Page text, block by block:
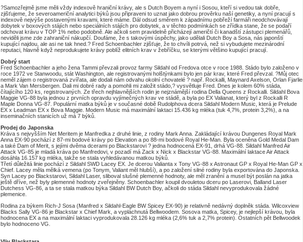
?Samozřejmě jsme měli vždy indexově hraniční krávy, ale s Dutch Boyem a nyní i Sosou, kteří si vedou tak dobře,
zjišťujeme, že severoameriční analytici býků jsou připraveni to uznat jako dobrou prověrku naší genetiky, a nyní pracují s
indexově nejvýše postavenými kravami, které máme. Dál odsud směrem k západnímu pobřeží farmáři neodchovávají
dobytek v boxových stájích nebo speciálních stájích pro dobytek, a v těchto podmínkách se zřídka stane, že se podaří
odchovat krávu v TOP 1% nebo podobně. Ale ačkoli sem pravidelně přicházejí američtí či kanadští zástupci plemenářů,
neviděli jsme zde zahraniční nákupčí. Doufáme, že s takovými úspěchy, jako udělali Dutch Boy a Sosa, nás japonští
kupující najdou, ale asi ne tak hned.? Fred Schoenbachler zjišťuje, že to chvíli potrvá, než si vybudujete mezinárodní
reputaci, hlavně když neprodukujete krávy poblíž elitních krav v žebříčku, se kterými většino kupující pracují.
Dobrý start
Fred Schoenbachler a jeho žena Tammi převzali provoz farmy Sildahl od Fredova otce v roce 1988. Stádo bylo založeno v
roce 1972 ve Stanwoodu, stát Washington, ale registrovanými holštýnkami bylo jen pár krav, které Fred převzal. ?Můj otec
neměl zájem o registrovaná zvířata, ale dodali nám odvahu okolní chovatelé ? např. Rockalli, Maynard Axelson, Orlan Fjarlie
a Mark Van Mersbergen. Dali mi dobré rady a pomohli mi založit stádo,? vysvětluje Fred. Dnes je kolem 60% stáda,
čítajícího 120 ks, registrovaných. Ze třech nejhlavnějších rodin je nejznámější rodina Della Queens z Rockalli. Sildahl Bova
Maggie VG-88 byla jednou z prvních opravdu vyjímečných krav ve stádě, a byla po EX Valianat, který byl z Rockalli R
Maple Donna VG-87. Populární matka býků je v současné době Rudolphova dcera Sildahl Modern Music, která je Prelude
EX x Leadman EX x Bova Maggie. Modern Music má maximální laktaci 15.436 kg mléka (tuk 4,7%, protein 3,2%), a na
inseminačních stanicích už má 7 býků.
Prodej do Japonska
Kráva s nejvyšším Net Meritem je Manfredka z druhé linie, z rodiny Mark Anna. Zakládající krávou Dungenes Royal Mark
Anna EX-90 pochází z 87-mi bodové krávy po Elevation a po 88-mi bodové Royal He-Man. Byla oceněna Gold Medal Dam
a také Dam of Merit, s jejími dvěma dcerami po Blackstarovi ? jedna hodnocená EX-91, drhá VG-88. Sildahl Manfred Air
Attack VG-85 je mladá kráva po Manfredovi, v pozadí má Zack x Nick x Blackstar VG-88. Maximální laktace Air Attack
dosáhla 16.157 kg mléka, takže se stala vyhledávanou matkou býků.
Třetí důležitá linie pochází z Sildahl SWD Lacey EX. Je dcerou Valianta x Tony VG-88 x Astronaut GP x Royal He-Man GP x
Chief. Lacey měla mělká vemena (po Tonym, Valiant měl hlubší), a po založení silné rodiny byla exportována do Japonska.
Syn Lacey po Blackstarovi, Sildahl Laser, sliboval slušné plemenné hodnoty, ale měl zranění a musel být poslán na jatka
ještě dříve, než byly plemenné hodnoty zveřejněny. Schoenbachler koupil dvouletou dceru po Laserovi, Balland Laser
Dutchess VG-86, a ta se stala matkou býka Sildahl BW Dutch Boy, ačkoli do stáda Sildahl nevyprodukovala žádné
plemenice.
Rodina za býkem Rich-J Sosa (Manfred x Sildahl-Eagle BW Spicey EX-90) je relativně nedávný doplněk stáda. Wilcoxview
Blacks Sally VG-86 je Blackstar x Chief Mark, a vypláchnutá Bellwoodem. Sosova matka, Spicey, je nejlepší krávou, byla
hodnocena EX a na maximální laktaci vyprodukovala 28.126 kg mléka (2,6% tuk a 2,7% protein). Ostatních pět Bellwoodek
bylo hodnoceno VG.